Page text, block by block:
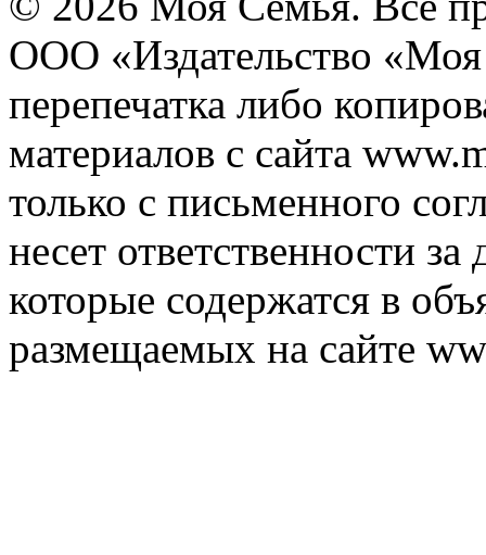
ООО «Издательство
перепечатка либо
материалов с сайта
только с письменного
несет ответственности
которые содержатся в
размещаемых на сайте